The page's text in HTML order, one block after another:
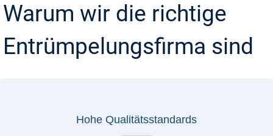
Warum wir die richtige
Entrümpelungsfirma sind
Hohe Qualitätsstandards